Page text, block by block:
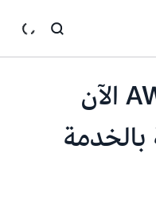
تدعم AWS Conﬁg الآن
بالخدمة